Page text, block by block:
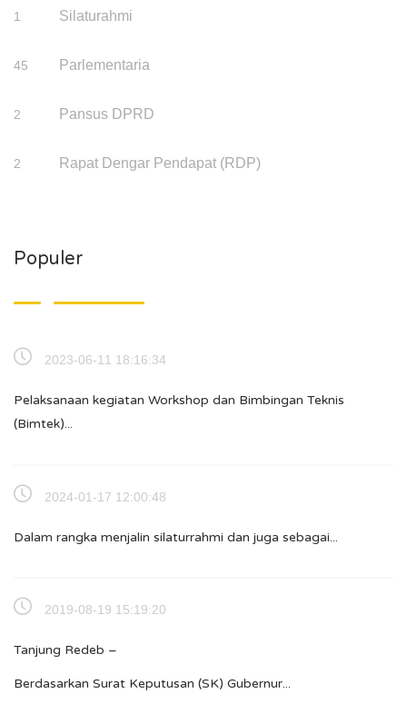
1 Silaturahmi
45 Parlementaria
2 Pansus DPRD
2 Rapat Dengar Pendapat (RDP)
Populer
2023-06-11 18:16:34
Pelaksanaan kegiatan Workshop dan Bimbingan Teknis
(Bimtek)...
2024-01-17 12:00:48
Dalam rangka menjalin silaturrahmi dan juga sebagai...
2019-08-19 15:19:20
Tanjung Redeb –
Berdasarkan Surat Keputusan (SK) Gubernur...